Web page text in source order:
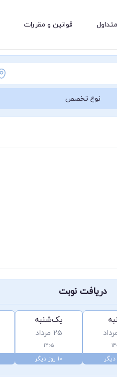
قوانین و مقررات
نوع تخصص
دریافت نوبت
یک‌شنبه
25 مرداد
1405
10 روز دیگر